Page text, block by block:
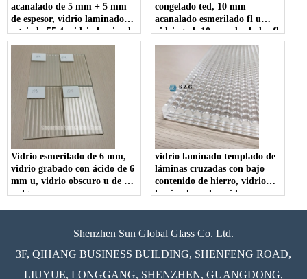
acanalado de 5 mm + 5 mm
de espesor, vidrio laminado
estriado 55,4, vidrio laminado
laminado de 11,52 mm
congelado ted, 10 mm
acanalado esmerilado fl u
vidrio ted, 10 mm dos lados fl
u ted vidrio reed para
partición de inodoro
Vidrio esmerilado de 6 mm,
vidrio grabado con ácido de 6
mm u, vidrio obscuro u de 1/4
pulg.
vidrio laminado templado de
láminas cruzadas con bajo
contenido de hierro, vidrio
laminado endurecido con
acanalado de seguridad extra
Shenzhen Sun Global Glass Co. Ltd.
3F, QIHANG BUSINESS BUILDING, SHENFENG ROAD,
LIUYUE, LONGGANG, SHENZHEN, GUANGDONG,